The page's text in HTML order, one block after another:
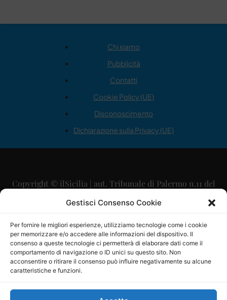
Gestisci Consenso Cookie
Per fornire le migliori esperienze, utilizziamo tecnologie come i cookie
per memorizzare e/o accedere alle informazioni del dispositivo. Il
consenso a queste tecnologie ci permetterà di elaborare dati come il
comportamento di navigazione o ID unici su questo sito. Non
acconsentire o ritirare il consenso può influire negativamente su alcune
caratteristiche e funzioni.
Chi siamo
Pubblicità
Contatti
Cookie Policy (UE)
Disconoscimento
Dichiarazione sulla Privacy (UE)
Copyright © ilSicilia | aut. Tribunale di Palermo n.11 del
29/09/2015
Direttore Editoriale: Maurizio Scaglione
Direttore Responsabile: Maria Calabrese